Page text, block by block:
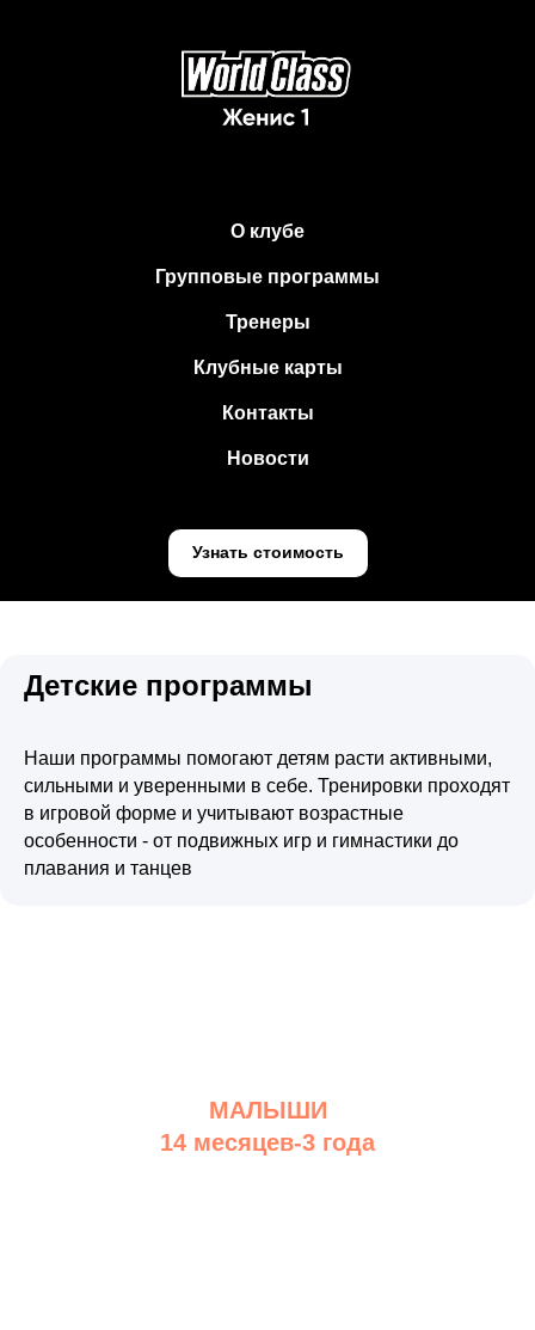
О клубе
Групповые программы
Тренеры
Клубные карты
Контакты
Новости
Узнать стоимость
Детские программы
Наши программы помогают детям расти активными,
сильными и уверенными в себе. Тренировки проходят
в игровой форме и учитывают возрастные
особенности - от подвижных игр и гимнастики до
плавания и танцев
МАЛЫШИ
14 месяцев-3 года